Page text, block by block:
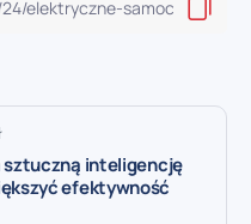
sztuczną inteligencję
efektywność